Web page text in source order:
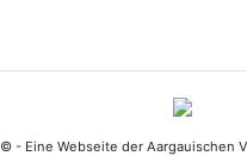
© - Eine Webseite der Aargauischen